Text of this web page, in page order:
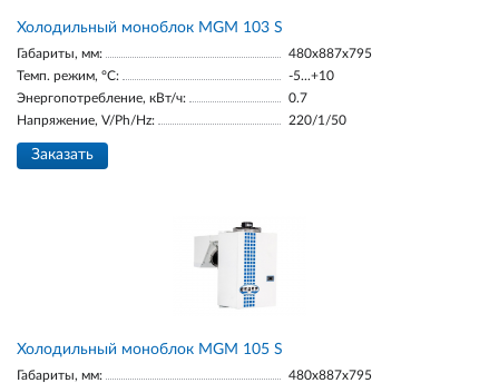
Холодильный моноблок MGM 103 S
Габариты, мм:
480x887x795
Темп. режим, °С:
-5...+10
Энергопотребление, кВт/ч:
0.7
Напряжение, V/Ph/Hz:
220/1/50
Заказать
Холодильный моноблок MGM 105 S
Габариты, мм:
480x887x795